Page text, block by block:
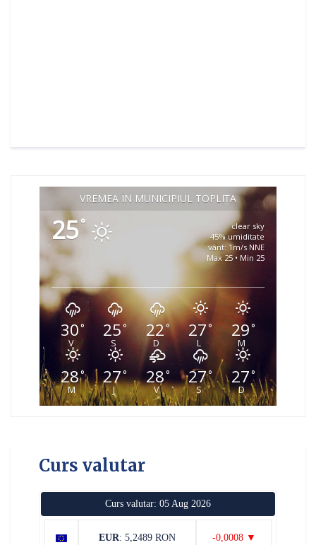
VREMEA ÎN MUNICIPIUL TOPLIȚA
25°
clear sky
45% umiditate
vânt: 1m/s NNE
Max 25 • Min 25
30°
V
25°
S
22°
D
27°
L
29°
M
28°
M
27°
J
28°
V
27°
S
27°
D
Curs valutar
Curs valutar: 05 Aug 2026
EUR: 5,2489 RON -0,0008 ▼